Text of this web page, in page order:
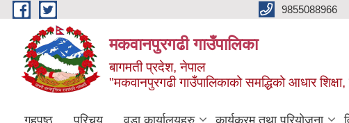
Skip to main content 9855088966
मकवानपुरगढी गाउँपालिका
बागमती प्रदेश, नेपाल
"मकवानपुरगढी गाउँपालिकाको समद्धिको आधार शिक्षा,